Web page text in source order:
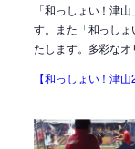
「和っしょい！津
す。また「和っし
たします。多彩なオ
【和っしょい！津